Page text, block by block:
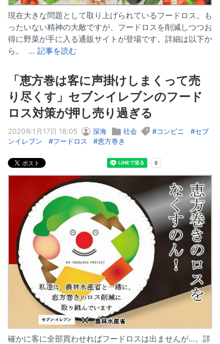
現在大きな問題として取り上げられているフードロス。も
ったいない精神の大敵ですが、フードロスを削減しつつお
得に野菜が手に入る通販サイトが登場です。詳細は以下か
ら。 … 記事を読む
「恵方巻は客に声掛けしまくって売
り尽くす」セブンイレブンのフード
ロス対策が押し売り過ぎる
2020年1月17日 18:05 深海 社会 コンビニ
セブ
ンイレブン
フードロス 恵方巻き
確かに客に全部買わせればフードロスは出ませんが…。詳